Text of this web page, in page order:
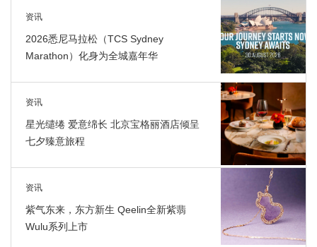
资讯
2026悉尼马拉松（TCS Sydney
Marathon）化身为全城嘉年华
资讯
星光缱绻 爱意绵长 北京宝格丽酒店倾呈
七夕臻意旅程
资讯
紫气东来，东方新生 Qeelin全新紫翡
Wulu系列上市